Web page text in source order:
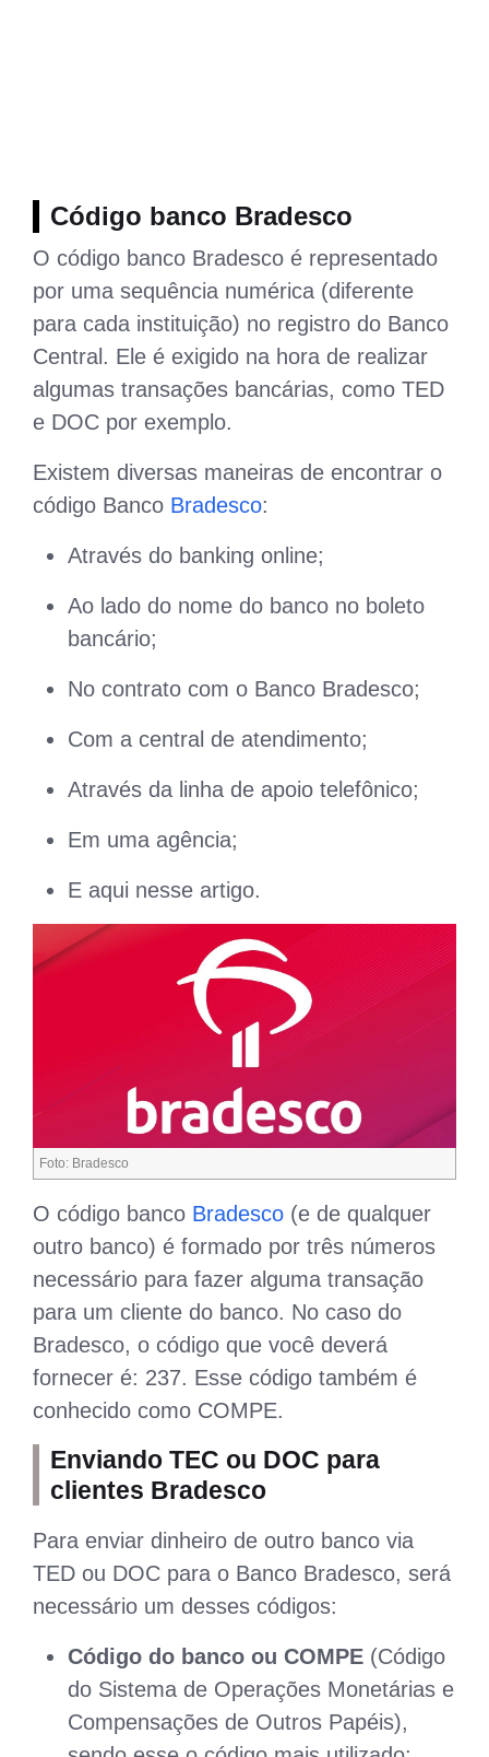
Código banco Bradesco
O código banco Bradesco é representado
por uma sequência numérica (diferente
para cada instituição) no registro do Banco
Central. Ele é exigido na hora de realizar
algumas transações bancárias, como TED
e DOC por exemplo.
Existem diversas maneiras de encontrar o
código Banco Bradesco:
Através do banking online;
Ao lado do nome do banco no boleto
bancário;
No contrato com o Banco Bradesco;
Com a central de atendimento;
Através da linha de apoio telefônico;
Em uma agência;
E aqui nesse artigo.
Foto: Bradesco
O código banco Bradesco (e de qualquer
outro banco) é formado por três números
necessário para fazer alguma transação
para um cliente do banco. No caso do
Bradesco, o código que você deverá
fornecer é: 237. Esse código também é
conhecido como COMPE.
Enviando TEC ou DOC para
clientes Bradesco
Para enviar dinheiro de outro banco via
TED ou DOC para o Banco Bradesco, será
necessário um desses códigos:
Código do banco ou COMPE (Código
do Sistema de Operações Monetárias e
Compensações de Outros Papéis),